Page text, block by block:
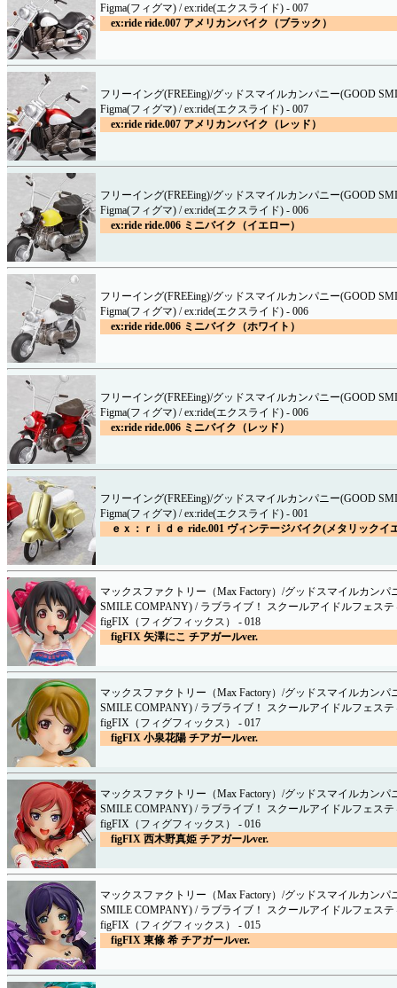
Figma(フィグマ) / ex:ride(エクスライド) - 007
ex:ride ride.007 アメリカンバイク（ブラック）
フリーイング(FREEing)/グッドスマイルカンパニー(GOOD
Figma(フィグマ) / ex:ride(エクスライド) - 007
ex:ride ride.007 アメリカンバイク（レッド）
フリーイング(FREEing)/グッドスマイルカンパニー(GOOD
Figma(フィグマ) / ex:ride(エクスライド) - 006
ex:ride ride.006 ミニバイク（イエロー）
フリーイング(FREEing)/グッドスマイルカンパニー(GOOD
Figma(フィグマ) / ex:ride(エクスライド) - 006
ex:ride ride.006 ミニバイク（ホワイト）
フリーイング(FREEing)/グッドスマイルカンパニー(GOOD
Figma(フィグマ) / ex:ride(エクスライド) - 006
ex:ride ride.006 ミニバイク（レッド）
フリーイング(FREEing)/グッドスマイルカンパニー(GOOD
Figma(フィグマ) / ex:ride(エクスライド) - 001
ｅｘ：ｒｉｄｅ ride.001 ヴィンテージバイク(メタリックイ
マックスファクトリー（Max Factory）/グッドスマイルカンパ
SMILE COMPANY) / ラブライブ！ スクールアイドルフェステ
figFIX（フィグフィックス） - 018
figFIX 矢澤にこ チアガールver.
マックスファクトリー（Max Factory）/グッドスマイルカンパ
SMILE COMPANY) / ラブライブ！ スクールアイドルフェステ
figFIX（フィグフィックス） - 017
figFIX 小泉花陽 チアガールver.
マックスファクトリー（Max Factory）/グッドスマイルカンパ
SMILE COMPANY) / ラブライブ！ スクールアイドルフェステ
figFIX（フィグフィックス） - 016
figFIX 西木野真姫 チアガールver.
マックスファクトリー（Max Factory）/グッドスマイルカンパ
SMILE COMPANY) / ラブライブ！ スクールアイドルフェステ
figFIX（フィグフィックス） - 015
figFIX 東條 希 チアガールver.